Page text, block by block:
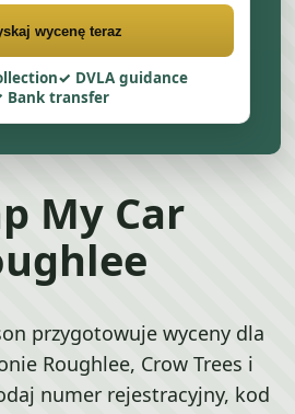
wycenę teraz
DVLA guidance
Bank transfer
My Car
przygotowuje wyceny dla
Roughlee, Crow Trees i
numer rejestracyjny, kod